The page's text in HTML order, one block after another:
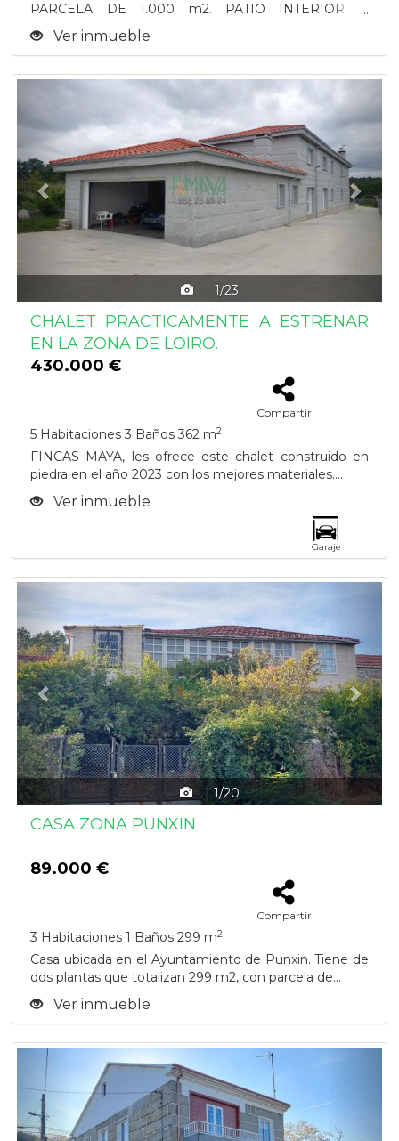
PARCELA DE 1.000 m2. PATIO INTERIOR. 2
ACCESOS. SE PUEDEN...
Ver inmueble
1/23
CHALET PRACTICAMENTE A ESTRENAR
EN LA ZONA DE LOIRO.
430.000 €
Compartir
5 Habitaciones 3 Baños 362 m2
FINCAS MAYA, les ofrece este chalet construido en
piedra en el año 2023 con los mejores materiales....
Ver inmueble
Garaje
1/20
CASA ZONA PUNXIN
89.000 €
Compartir
3 Habitaciones 1 Baños 299 m2
Casa ubicada en el Ayuntamiento de Punxin. Tiene de
dos plantas que totalizan 299 m2, con parcela de...
Ver inmueble
Previous